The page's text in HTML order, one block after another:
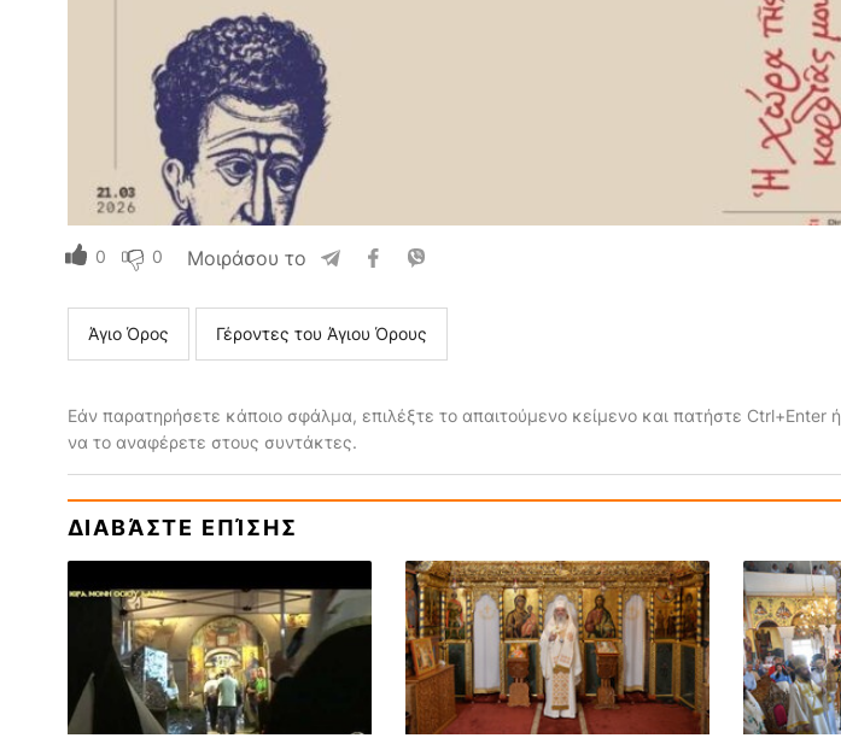
0 0 Μοιράσου το
Άγιο Όρος Γέροντες του Άγιου Όρους
Εάν παρατηρήσετε κάποιο σφάλμα, επιλέξτε το απαιτούμενο κείμενο και πατήστε Ctrl+Enter ή
να το αναφέρετε στους συντάκτες.
ΔΙΑΒΆΣΤΕ ΕΠΊΣΗΣ